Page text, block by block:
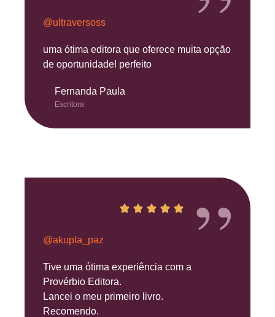
@ultraversoss
uma ótima editora que oferece muita opção
de oportunidade! perfeito
Fernanda Paula
Escritora
”
@akupla_paz
Tive uma ótima experiência com a
Provérbio Editora.
Lancei o meu primeiro livro.
Recomendo.